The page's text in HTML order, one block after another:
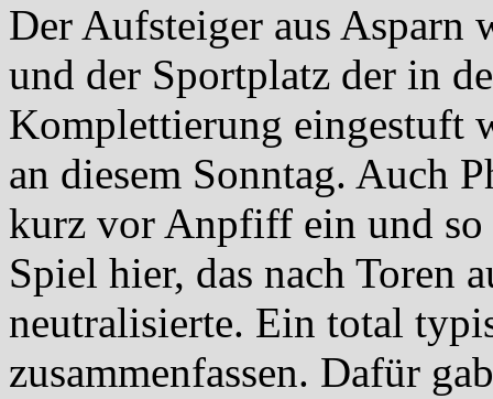
Der Aufsteiger aus Asparn
und der Sportplatz der in
Komplettierung eingestuft
an diesem Sonntag. Auch
kurz vor Anpfiff ein und so
Spiel hier, das nach Toren
neutralisierte. Ein total
zusammenfassen. Dafür